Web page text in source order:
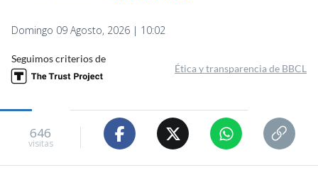
Domingo 09 Agosto, 2026 | 10:02
Seguimos criterios de
Ética y transparencia de BBCL
646
visitas